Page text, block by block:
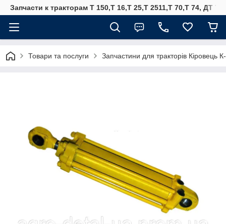
Запчасти к тракторам Т 150,Т 16,Т 25,Т 2511,Т 70,Т 74, ДТ
Товари та послуги Запчастини для тракторів Кіровець